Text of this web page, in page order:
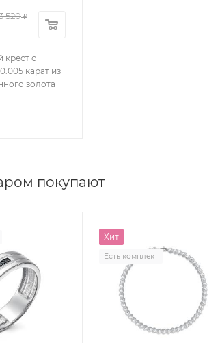
крест с
карат из
золота
520₽
покупают
Хит
Есть комплект